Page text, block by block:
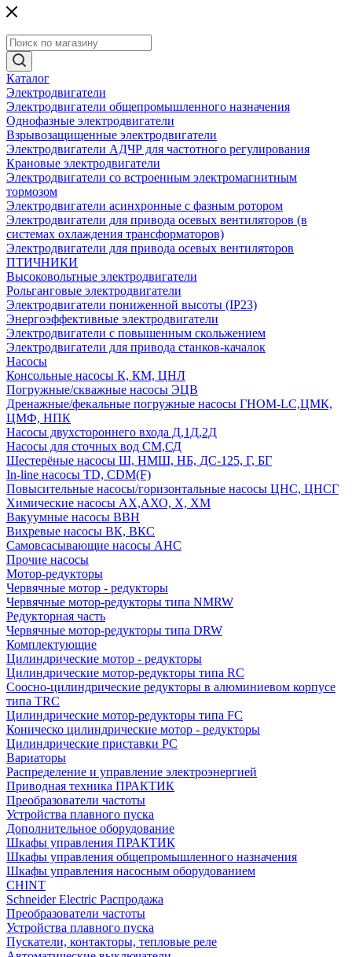
Каталог
Электродвигатели
Электродвигатели общепромышленного назначения
Однофазные электродвигатели
Взрывозащищенные электродвигатели
Электродвигатели АДЧР для частотного регулирования
Крановые электродвигатели
Электродвигатели со встроенным электромагнитным
тормозом
Электродвигатели асинхронные с фазным ротором
Электродвигатели для привода осевых вентиляторов (в
системах охлаждения трансформаторов)
Электродвигатели для привода осевых вентиляторов
ПТИЧНИКИ
Высоковольтные электродвигатели
Рольганговые электродвигатели
Электродвигатели пониженной высоты (IP23)
Энергоэффективные электродвигатели
Электродвигатели с повышенным скольжением
Электродвигатели для привода станков-качалок
Насосы
Консольные насосы К, КМ, ЦНЛ
Погружные/скважные насосы ЭЦВ
Дренажные/фекальные погружные насосы ГНОМ-LC,ЦМК,
ЦМФ, НПК
Насосы двухстороннего входа Д,1Д,2Д
Насосы для сточных вод СМ,СД
Шестерёные насосы Ш, НМШ, НБ, ДС-125, Г, БГ
In-line насосы TD, CDM(F)
Повысительные насосы/горизонтальные насосы ЦНС, ЦНСГ
Химические насосы АХ,АХО, Х, ХМ
Вакуумные насосы ВВН
Вихревые насосы ВК, ВКС
Самовсасывающие насосы АНС
Прочие насосы
Мотор-редукторы
Червячные мотор - редукторы
Червячные мотор-редукторы типа NMRW
Редукторная часть
Червячные мотор-редукторы типа DRW
Комплектующие
Цилиндрические мотор - редукторы
Цилиндрические мотор-редукторы типа RC
Соосно-цилиндрические редукторы в алюминиевом корпусе
типа TRC
Цилиндрические мотор-редукторы типа FC
Коническо цилиндрические мотор - редукторы
Цилиндрические приставки PC
Вариаторы
Распределение и управление электроэнергией
Приводная техника ПРАКТИК
Преобразователи частоты
Устройства плавного пуска
Дополнительное оборудование
Шкафы управления ПРАКТИК
Шкафы управления общепромышленного назначения
Шкафы управления насосным оборудованием
CHINT
Schneider Electric Распродажа
Преобразователи частоты
Устройства плавного пуска
Пускатели, контакторы, тепловые реле